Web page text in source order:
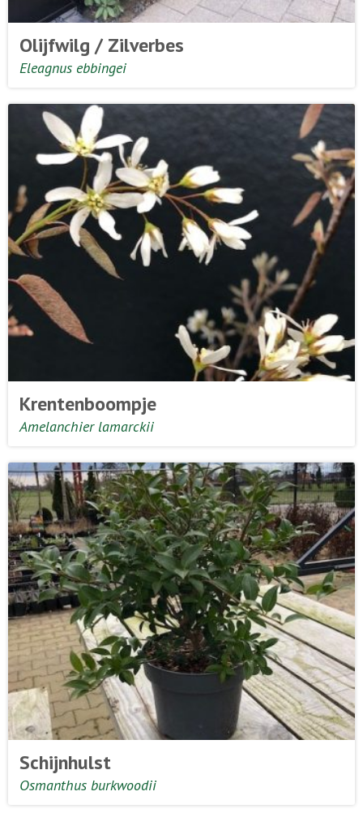
Olijfwilg / Zilverbes
Eleagnus ebbingei
Krentenboompje
Amelanchier lamarckii
Schijnhulst
Osmanthus burkwoodii